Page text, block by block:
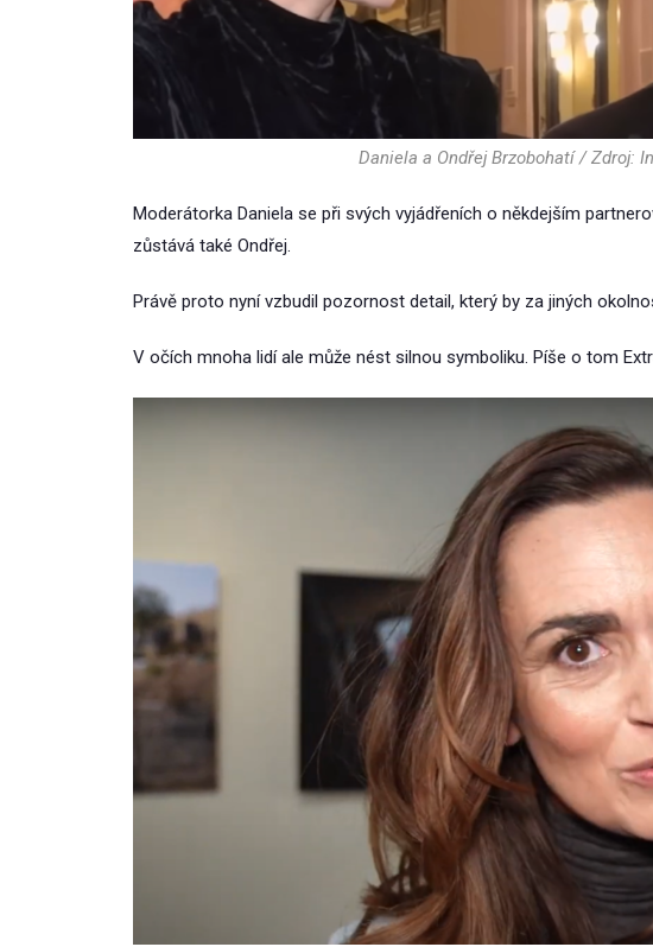
Daniela a Ondřej Brzobohatí / Zdroj:
Moderátorka Daniela se při svých vyjádřeních o někdejším
zůstává také Ondřej.
Právě proto nyní vzbudil pozornost detail, který by za jiných
V očích mnoha lidí ale může nést silnou symboliku. Píše o tom